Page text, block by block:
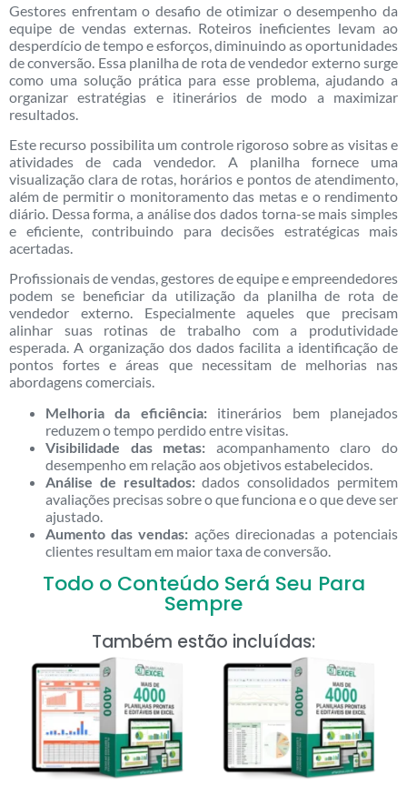
Gestores enfrentam o desafio de otimizar o desempenho da
equipe de vendas externas. Roteiros ineficientes levam ao
desperdício de tempo e esforços, diminuindo as oportunidades
de conversão. Essa planilha de rota de vendedor externo surge
como uma solução prática para esse problema, ajudando a
organizar estratégias e itinerários de modo a maximizar
resultados.
Este recurso possibilita um controle rigoroso sobre as visitas e
atividades de cada vendedor. A planilha fornece uma
visualização clara de rotas, horários e pontos de atendimento,
além de permitir o monitoramento das metas e o rendimento
diário. Dessa forma, a análise dos dados torna-se mais simples
e eficiente, contribuindo para decisões estratégicas mais
acertadas.
Profissionais de vendas, gestores de equipe e empreendedores
podem se beneficiar da utilização da planilha de rota de
vendedor externo. Especialmente aqueles que precisam
alinhar suas rotinas de trabalho com a produtividade
esperada. A organização dos dados facilita a identificação de
pontos fortes e áreas que necessitam de melhorias nas
abordagens comerciais.
Melhoria da eficiência:itinerários bem planejados
reduzem o tempo perdido entre visitas.
Visibilidade das metas: acompanhamento claro do
desempenho em relação aos objetivos estabelecidos.
Análise de resultados:dados consolidados permitem
avaliações precisas sobre o que funciona e o que deve ser
ajustado.
Aumento das vendas: ações direcionadas a potenciais
clientes resultam em maior taxa de conversão.
Todo o Conteúdo Será Seu Para
Sempre
Também estão incluídas: